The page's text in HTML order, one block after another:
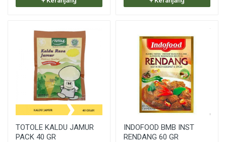
TOTOLE KALDU JAMUR
PACK 40 GR
INDOFOOD BMB INST
RENDANG 60 GR